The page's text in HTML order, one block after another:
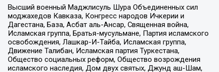
Высший военный Маджлисуль Шура Объединенных сил
моджахедов Кавказа, Конгресс народов Ичкерии и
Дагестана, База, Асбат аль-Ансар, Священная война,
Исламская группа, Братья-мусульмане, Партия исламского
освобождения, Лашкар-И-Тайба, Исламская группа,
Движение Талибан, Исламская партия Туркестана,
Общество социальных реформ, Общество возрождения
исламского наследия, Дом двух святых, Джунд аш-Шам,